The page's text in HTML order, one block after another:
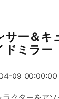
サー＆
ミラー
09 00:00:00